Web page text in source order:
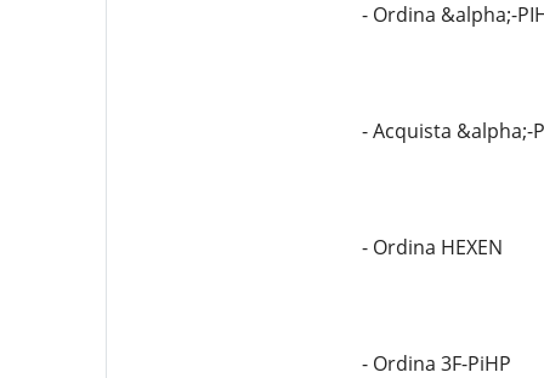
- Ordina &alpha;-
- Acquista &alpha;-
- Ordina HEXEN
- Ordina 3F-PiHP